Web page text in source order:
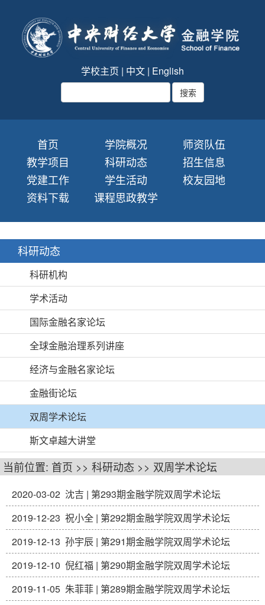
学校主页 | 中文 | English
首页 学院概况
师资队伍
教学项目
科研动态
招生信息
党建工作
学生活动
校友园地
资料下载
课程思政教学
科研动态
科研机构
学术活动
国际金融名家论坛
全球金融治理系列讲座
经济与金融名家论坛
金融街论坛
双周学术论坛
斯文卓越大讲堂
当前位置: 首页 >> 科研动态 >> 双周学术论坛
2020-03-02 沈吉 | 第293期金融学院双周学术论坛
2019-12-23 祝小全 | 第292期金融学院双周学术论坛
2019-12-13 孙宇辰 | 第291期金融学院双周学术论坛
2019-12-10 倪红福 | 第290期金融学院双周学术论坛
2019-11-05 朱菲菲 | 第289期金融学院双周学术论坛